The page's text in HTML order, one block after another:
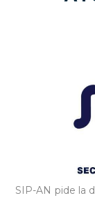
SIP-AN pide la